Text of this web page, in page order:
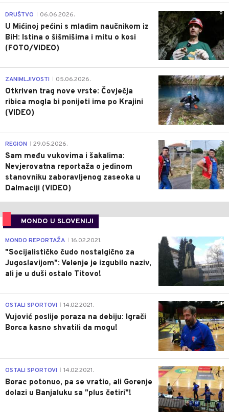
0
DRUŠTVO 06.06.2026.
U Mićinoj pećini s mladim naučnikom iz
BiH: Istina o šišmišima i mitu o kosi
(FOTO/VIDEO)
0
ZANIMLJIVOSTI 05.06.2026.
Otkriven trag nove vrste: Čovječja
ribica mogla bi ponijeti ime po Krajini
(VIDEO)
0
REGION 29.05.2026.
Sam među vukovima i šakalima:
Nevjerovatna reportaža o jedinom
stanovniku zaboravljenog zaseoka u
Dalmaciji (VIDEO)
MONDO U SLOVENIJI
4
MONDO REPORTAŽA 16.02.2021.
"Socijalističko čudo nostalgično za
Jugoslavijom": Velenje je izgubilo naziv,
ali je u duši ostalo Titovo!
1
OSTALI SPORTOVI 14.02.2021.
Vujović poslije poraza na debiju: Igrači
Borca kasno shvatili da mogu!
3
OSTALI SPORTOVI 14.02.2021.
Borac potonuo, pa se vratio, ali Gorenje
dolazi u Banjaluku sa "plus četiri"!